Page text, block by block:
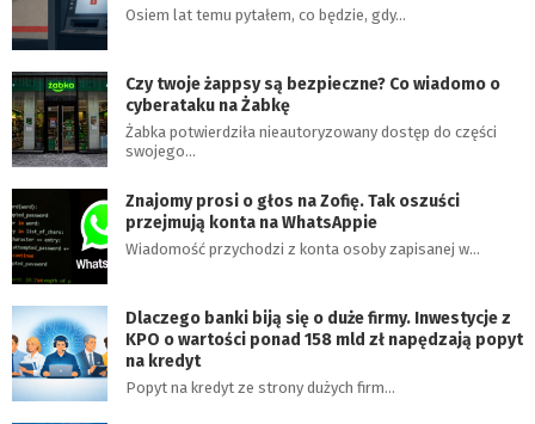
Osiem lat temu pytałem, co będzie, gdy…
Czy twoje żappsy są bezpieczne? Co wiadomo o
cyberataku na Żabkę
Żabka potwierdziła nieautoryzowany dostęp do części
swojego…
Znajomy prosi o głos na Zofię. Tak oszuści
przejmują konta na WhatsAppie
Wiadomość przychodzi z konta osoby zapisanej w…
Dlaczego banki biją się o duże firmy. Inwestycje z
KPO o wartości ponad 158 mld zł napędzają popyt
na kredyt
Popyt na kredyt ze strony dużych firm…